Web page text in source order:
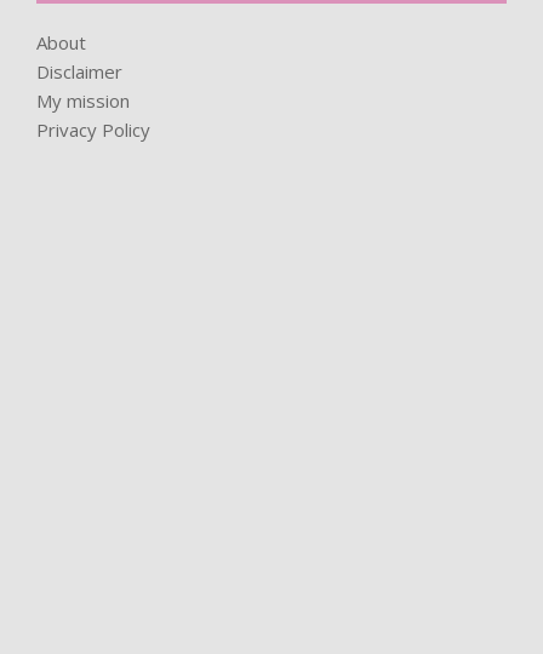
About
Disclaimer
My mission
Privacy Policy